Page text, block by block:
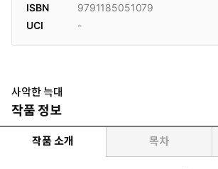
ISBN
9791185051079
UCI
-
사악한 늑대
작품 정보
작품 소개 목차